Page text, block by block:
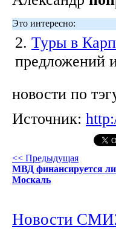
Это интересно:
2. Туры в
предложений
новости по
Источник:
<< Предыдущая
МВД финансируется
Москаль
Новости